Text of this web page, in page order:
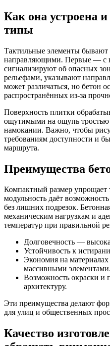
Как она устроена
типы
Тактильные элементы
направляющими. Первые — с
сигнализируют об опасных
рельефами, указывают
может различаться, но бетон
распространённых из‑за
Поверхность плитки
ощутимыми на ощупь тростью
намокании. Важно, чтобы
требованиям доступности и
маршрута.
Преимущества
Компактный размер упрощает
модульность даёт
без лишних подрезок.
механическим нагрузкам и
температур при правильной
Долговечность —
Устойчивость к
Экономия на
массивными элементами.
Возможность окраски и
архитектуру.
Эти преимущества делают
для улиц и общественных
Качество